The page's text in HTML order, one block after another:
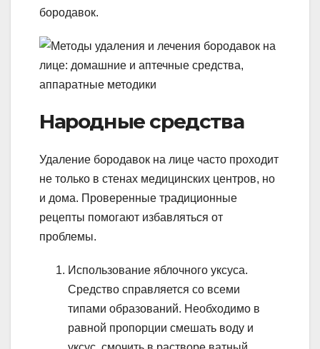
бородавок.
Народные средства
Удаление бородавок на лице часто проходит
не только в стенах медицинских центров, но
и дома. Проверенные традиционные
рецепты помогают избавляться от
проблемы.
Использование яблочного уксуса.
Средство справляется со всеми
типами образований. Необходимо в
равной пропорции смешать воду и